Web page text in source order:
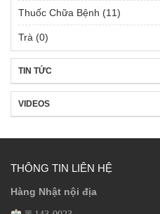
Thuốc Chữa Bệnh (11)
Trà (0)
TIN TỨC
VIDEOS
THÔNG TIN LIÊN HỆ
Hàng Nhật nội địa